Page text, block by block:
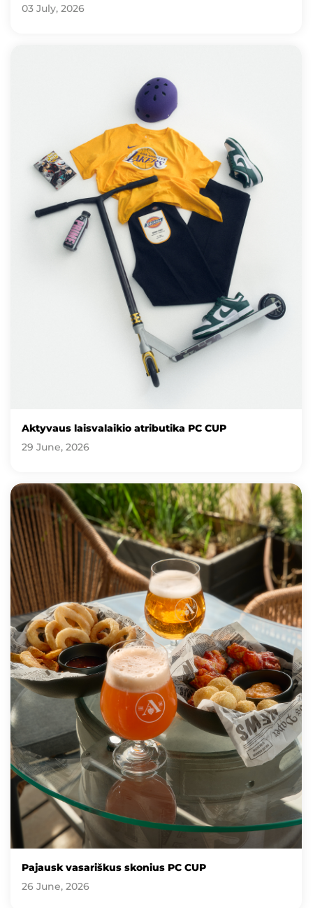
03 July, 2026
Aktyvaus laisvalaikio atributika PC CUP
29 June, 2026
Pajausk vasariškus skonius PC CUP
26 June, 2026